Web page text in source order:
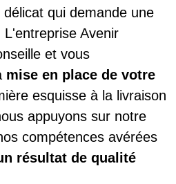
qui demande une
Avenir
et vous
mise en place de votre
esquisse à la livraison
appuyons sur notre
compétences avérées
résultat de qualité